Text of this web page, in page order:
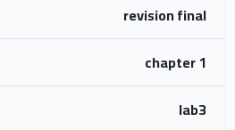
revision final
chapter 1
lab3